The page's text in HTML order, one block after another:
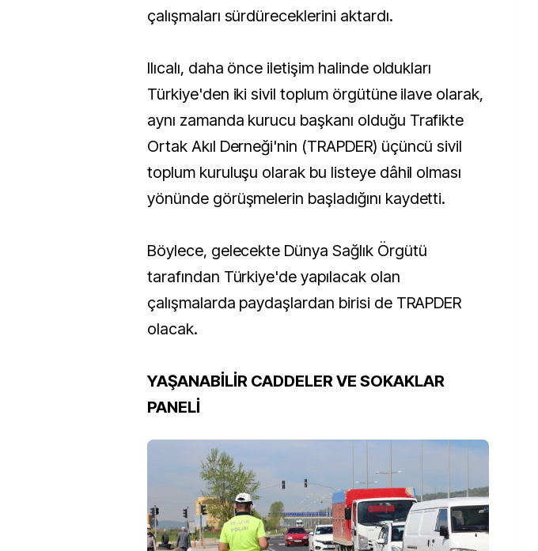
çalışmaları sürdüreceklerini aktardı.
Ilıcalı, daha önce iletişim halinde oldukları
Türkiye'den iki sivil toplum örgütüne ilave olarak,
aynı zamanda kurucu başkanı olduğu Trafikte
Ortak Akıl Derneği'nin (TRAPDER) üçüncü sivil
toplum kuruluşu olarak bu listeye dâhil olması
yönünde görüşmelerin başladığını kaydetti.
Böylece, gelecekte Dünya Sağlık Örgütü
tarafından Türkiye'de yapılacak olan
çalışmalarda paydaşlardan birisi de TRAPDER
olacak.
YAŞANABİLİR CADDELER VE SOKAKLAR
PANELİ